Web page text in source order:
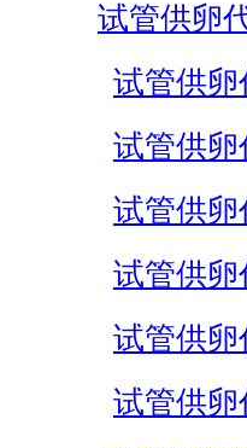
试管供卵
试管供卵
试管供卵
试管供卵
试管供卵
试管供卵
试管供卵